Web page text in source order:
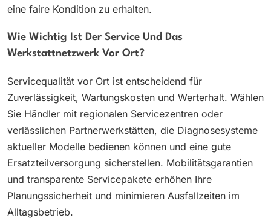
eine faire Kondition zu erhalten.
Wie Wichtig Ist Der Service Und Das
Werkstattnetzwerk Vor Ort?
Servicequalität vor Ort ist entscheidend für
Zuverlässigkeit, Wartungskosten und Werterhalt. Wählen
Sie Händler mit regionalen Servicezentren oder
verlässlichen Partnerwerkstätten, die Diagnosesysteme
aktueller Modelle bedienen können und eine gute
Ersatzteilversorgung sicherstellen. Mobilitätsgarantien
und transparente Servicepakete erhöhen Ihre
Planungssicherheit und minimieren Ausfallzeiten im
Alltagsbetrieb.